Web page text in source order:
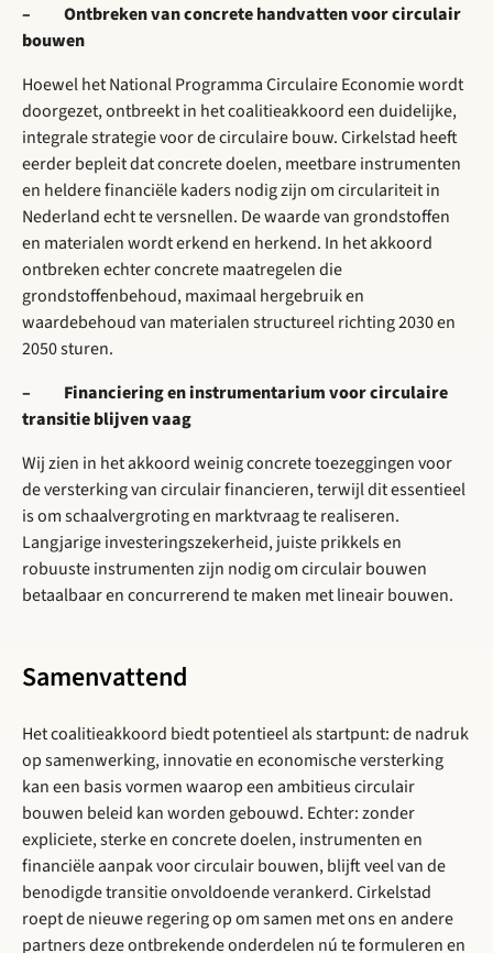
– Ontbreken van concrete handvatten voor circulair
bouwen
Hoewel het National Programma Circulaire Economie wordt
doorgezet, ontbreekt in het coalitieakkoord een duidelijke,
integrale strategie voor de circulaire bouw. Cirkelstad heeft
eerder bepleit dat concrete doelen, meetbare instrumenten
en heldere financiële kaders nodig zijn om circulariteit in
Nederland echt te versnellen. De waarde van grondstoffen
en materialen wordt erkend en herkend. In het akkoord
ontbreken echter concrete maatregelen die
grondstoffenbehoud, maximaal hergebruik en
waardebehoud van materialen structureel richting 2030 en
2050 sturen.
– Financiering en instrumentarium voor circulaire
transitie blijven vaag
Wij zien in het akkoord weinig concrete toezeggingen voor
de versterking van circulair financieren, terwijl dit essentieel
is om schaalvergroting en marktvraag te realiseren.
Langjarige investeringszekerheid, juiste prikkels en
robuuste instrumenten zijn nodig om circulair bouwen
betaalbaar en concurrerend te maken met lineair bouwen.
Samenvattend
Het coalitieakkoord biedt potentieel als startpunt: de nadruk
op samenwerking, innovatie en economische versterking
kan een basis vormen waarop een ambitieus circulair
bouwen beleid kan worden gebouwd. Echter: zonder
expliciete, sterke en concrete doelen, instrumenten en
financiële aanpak voor circulair bouwen, blijft veel van de
benodigde transitie onvoldoende verankerd. Cirkelstad
roept de nieuwe regering op om samen met ons en andere
partners deze ontbrekende onderdelen nú te formuleren en